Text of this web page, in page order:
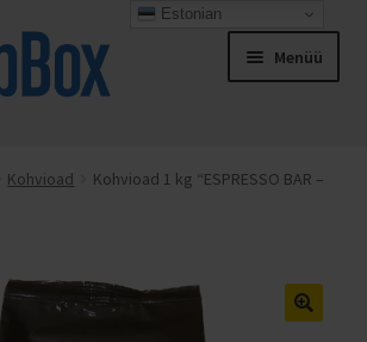
Menüü
Kohvioad
Kohvioad 1 kg “ESPRESSO BAR –
Estonian